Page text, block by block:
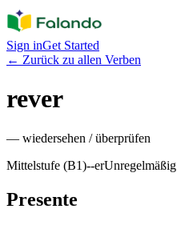
Sign inGet Started
← Zurück zu allen Verben
rever
— wiedersehen / überprüfen
Mittelstufe (B1)--erUnregelmäßig
Presente